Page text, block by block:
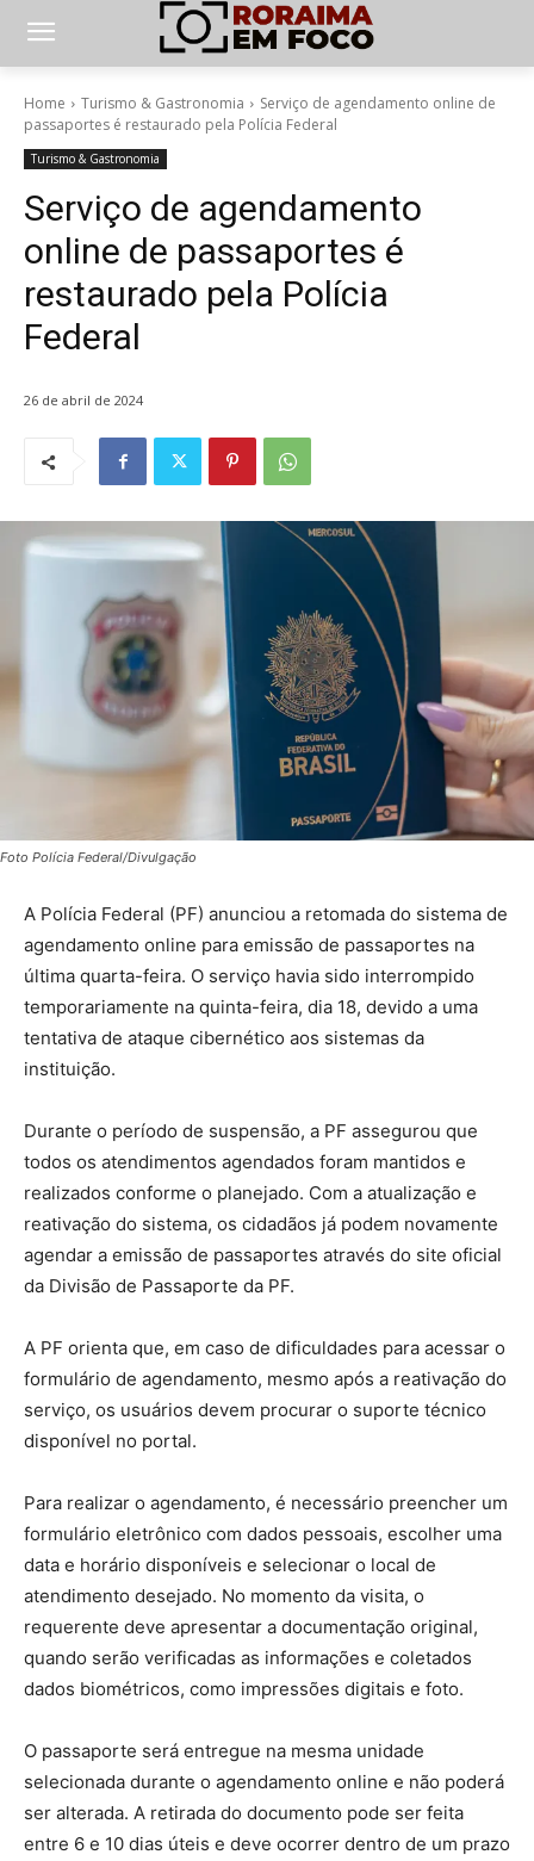
Home Turismo & Gastronomia
Serviço de agendamento online de
passaportes é restaurado pela Polícia Federal
Turismo & Gastronomia
Serviço de agendamento
online de passaportes é
restaurado pela Polícia
Federal
26 de abril de 2024
Foto Polícia Federal/Divulgação
A Polícia Federal (PF) anunciou a retomada do sistema de
agendamento online para emissão de passaportes na
última quarta-feira. O serviço havia sido interrompido
temporariamente na quinta-feira, dia 18, devido a uma
tentativa de ataque cibernético aos sistemas da
instituição.
Durante o período de suspensão, a PF assegurou que
todos os atendimentos agendados foram mantidos e
realizados conforme o planejado. Com a atualização e
reativação do sistema, os cidadãos já podem novamente
agendar a emissão de passaportes através do site oficial
da Divisão de Passaporte da PF.
A PF orienta que, em caso de dificuldades para acessar o
formulário de agendamento, mesmo após a reativação do
serviço, os usuários devem procurar o suporte técnico
disponível no portal.
Para realizar o agendamento, é necessário preencher um
formulário eletrônico com dados pessoais, escolher uma
data e horário disponíveis e selecionar o local de
atendimento desejado. No momento da visita, o
requerente deve apresentar a documentação original,
quando serão verificadas as informações e coletados
dados biométricos, como impressões digitais e foto.
O passaporte será entregue na mesma unidade
selecionada durante o agendamento online e não poderá
ser alterada. A retirada do documento pode ser feita
entre 6 e 10 dias úteis e deve ocorrer dentro de um prazo